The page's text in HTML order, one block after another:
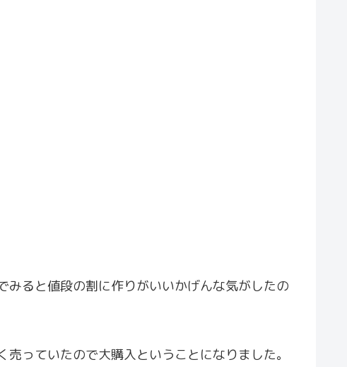
ると値段の割に作りがいいかげんな気がしたの
っていたので大購入ということになりました。